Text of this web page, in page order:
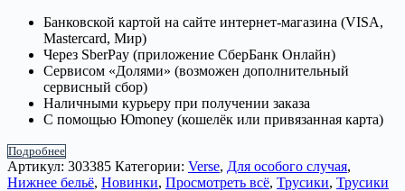
Банковской картой на сайте интернет-магазина (VISA,
Mastercard, Мир)
Через SberPay (приложение СберБанк Онлайн)
Сервисом «Долями» (возможен дополнительный
сервисный сбор)
Наличными курьеру при получении заказа
С помощью Юmoney (кошелёк или привязанная карта)
Подробнее
Артикул: 303385 Категории: Verse, Для особого случая,
Нижнее бельё, Новинки, Просмотреть всё, Трусики, Трусики